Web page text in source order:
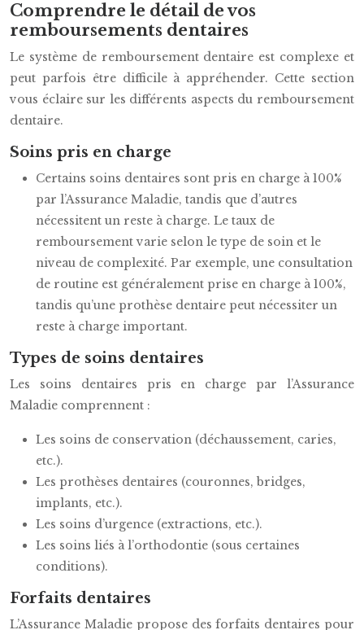
Comprendre le détail de vos
remboursements dentaires
Le système de remboursement dentaire est complexe et
peut parfois être difficile à appréhender. Cette section
vous éclaire sur les différents aspects du remboursement
dentaire.
Soins pris en charge
Certains soins dentaires sont pris en charge à 100%
par l’Assurance Maladie, tandis que d’autres
nécessitent un reste à charge. Le taux de
remboursement varie selon le type de soin et le
niveau de complexité. Par exemple, une consultation
de routine est généralement prise en charge à 100%,
tandis qu’une prothèse dentaire peut nécessiter un
reste à charge important.
Types de soins dentaires
Les soins dentaires pris en charge par l’Assurance
Maladie comprennent :
Les soins de conservation (déchaussement, caries,
etc.).
Les prothèses dentaires (couronnes, bridges,
implants, etc.).
Les soins d’urgence (extractions, etc.).
Les soins liés à l’orthodontie (sous certaines
conditions).
Forfaits dentaires
L’Assurance Maladie propose des forfaits dentaires pour